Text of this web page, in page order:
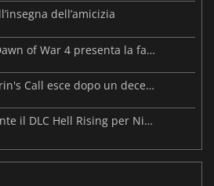
dell’amicizia
Warhammer 40.000: Dawn of War 4 presenta la fazione dei Necron
Forsaken Realms: Vahrin's Call esce dopo un decennio di sviluppo
Annunciato ufficialmente il DLC Hell Rising per Nioh 3